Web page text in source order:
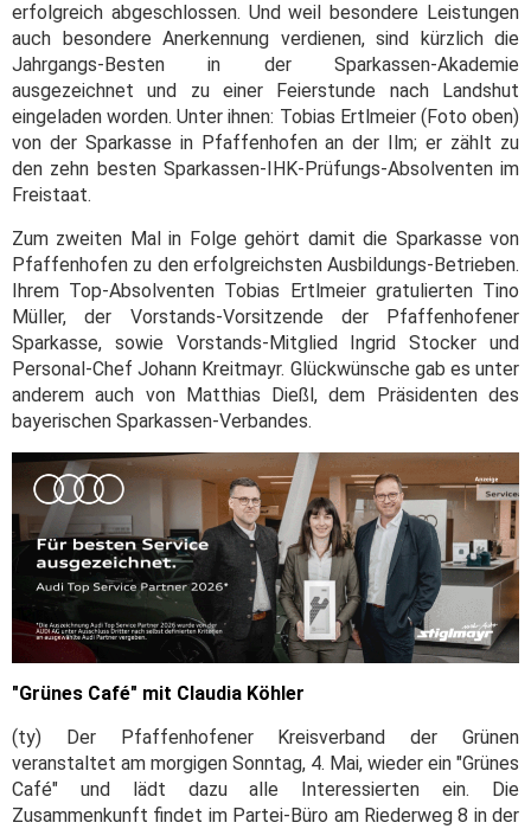
erfolgreich abgeschlossen. Und weil besondere Leistungen
auch besondere Anerkennung verdienen, sind kürzlich die
Jahrgangs-Besten in der Sparkassen-Akademie
ausgezeichnet und zu einer Feierstunde nach Landshut
eingeladen worden. Unter ihnen: Tobias Ertlmeier (Foto oben)
von der Sparkasse in Pfaffenhofen an der Ilm; er zählt zu
den zehn besten Sparkassen-IHK-Prüfungs-Absolventen im
Freistaat.
Zum zweiten Mal in Folge gehört damit die Sparkasse von
Pfaffenhofen zu den erfolgreichsten Ausbildungs-Betrieben.
Ihrem Top-Absolventen Tobias Ertlmeier gratulierten Tino
Müller, der Vorstands-Vorsitzende der Pfaffenhofener
Sparkasse, sowie Vorstands-Mitglied Ingrid Stocker und
Personal-Chef Johann Kreitmayr. Glückwünsche gab es unter
anderem auch von Matthias Dießl, dem Präsidenten des
bayerischen Sparkassen-Verbandes.
"Grünes Café" mit Claudia Köhler
(ty) Der Pfaffenhofener Kreisverband der Grünen
veranstaltet am morgigen Sonntag, 4. Mai, wieder ein "Grünes
Café" und lädt dazu alle Interessierten ein. Die
Zusammenkunft findet im Partei-Büro am Riederweg 8 in der